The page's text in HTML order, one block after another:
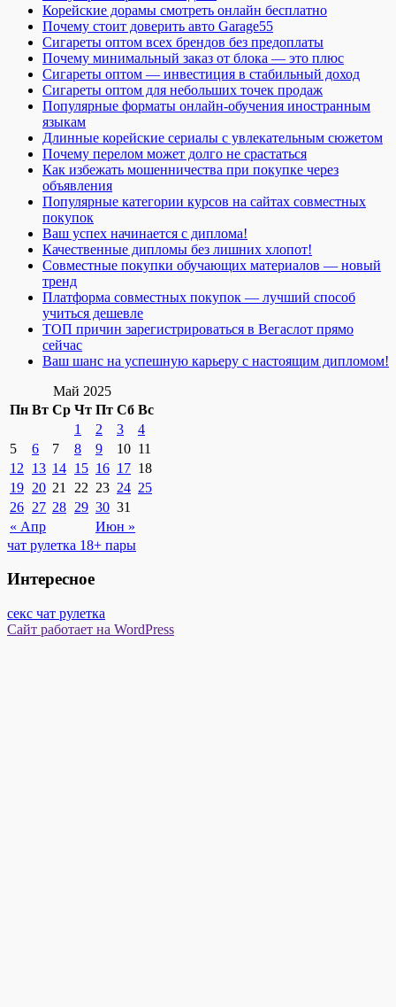
Корейские дорамы смотреть онлайн бесплатно
Почему стоит доверить авто Garage55
Сигареты оптом всех брендов без предоплаты
Почему минимальный заказ от блока — это плюс
Сигареты оптом — инвестиция в стабильный доход
Сигареты оптом для небольших точек продаж
Популярные форматы онлайн-обучения иностранным
языкам
Длинные корейские сериалы с увлекательным сюжетом
Почему перелом может долго не срастаться
Как избежать мошенничества при покупке через
объявления
Популярные категории курсов на сайтах совместных
покупок
Ваш успех начинается с диплома!
Качественные дипломы без лишних хлопот!
Совместные покупки обучающих материалов — новый
тренд
Платформа совместных покупок — лучший способ
учиться дешевле
ТОП причин зарегистрироваться в Вегаслот прямо
сейчас
Ваш шанс на успешную карьеру с настоящим дипломом!
Май 2025
Пн Вт Ср Чт Пт Сб Вс
« Апр Июн »
1 2 3
4
5
6 7 8 9 10 11
12
13 14 15 16 17 18
19 20 21 22 23 24 25
26 27 28 29 30 31
чат рулетка 18+ пары
Интересное
секс чат рулетка
Сайт работает на WordPress